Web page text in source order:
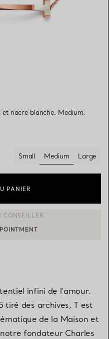
et nacre blanche. Medium.
Small
Medium
sélectionnés
Large
PANIER
CLIENT OU PRENDRE RENDEZ-
infini de l’amour.
tiré des archives, T est
de la Maison et
fondateur Charles